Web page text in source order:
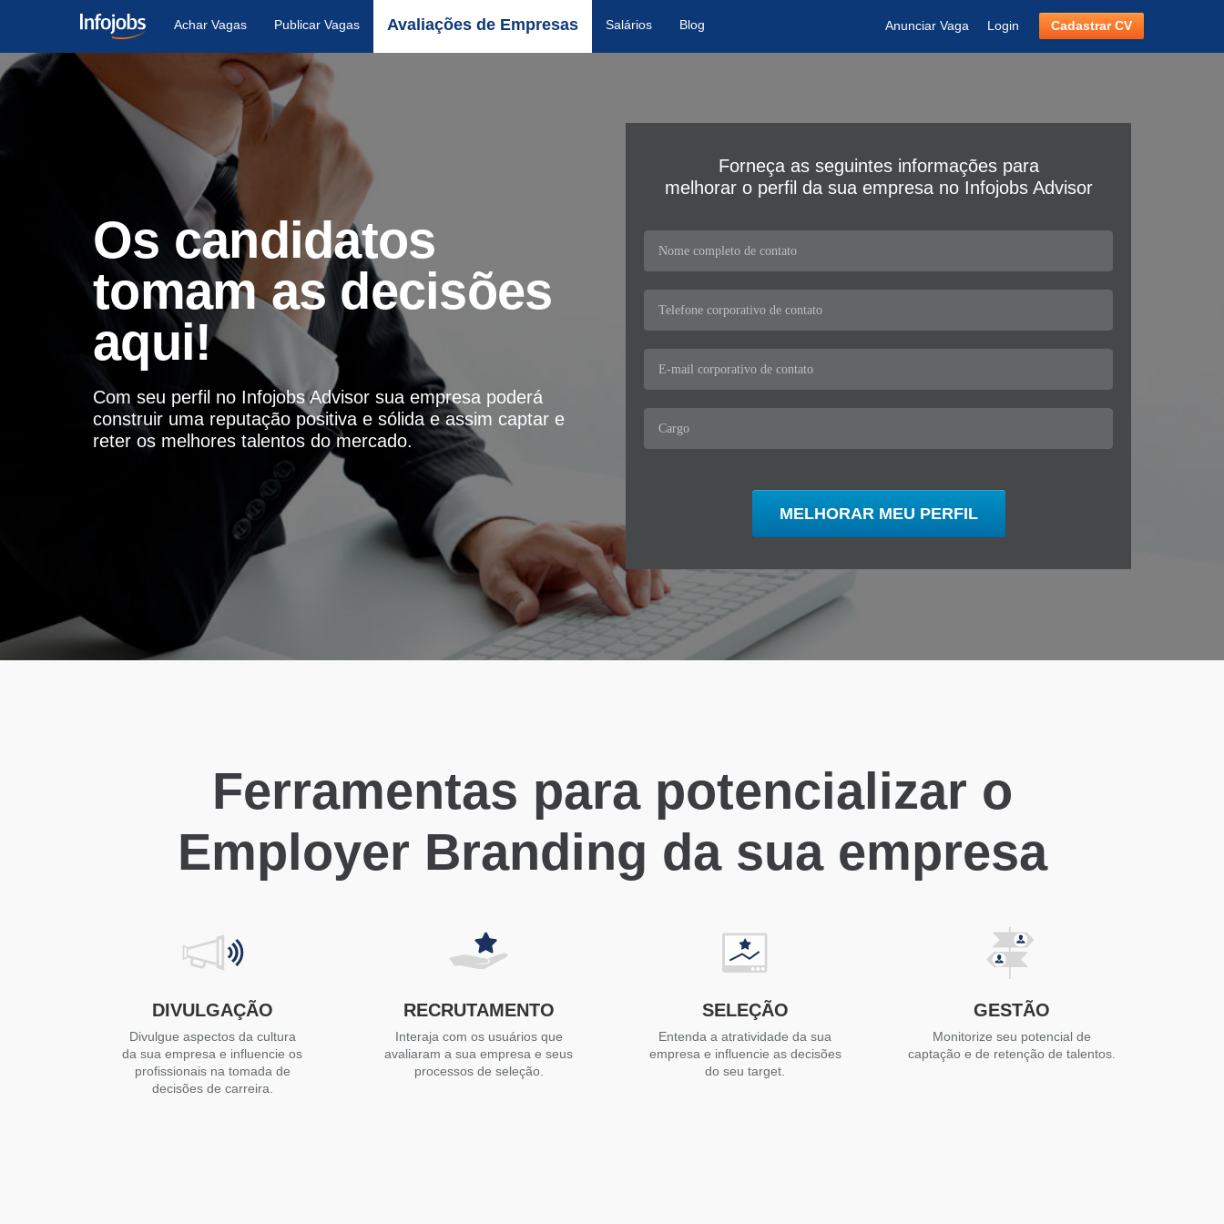
Achar Vagas Publicar Vagas Avaliações de Empresas Salários Blog Anunciar Vaga Login Cadastrar CV
Os candidatos
tomam as decisões
aqui!
Com seu perfil no Infojobs Advisor sua empresa poderá
construir uma reputação positiva e sólida e assim captar e
reter os melhores talentos do mercado.
Forneça as seguintes informações para
melhorar o perfil da sua empresa no Infojobs Advisor
Ferramentas para potencializar o
Employer Branding da sua empresa
DIVULGAÇÃO
Divulgue aspectos da cultura
da sua empresa e influencie os
profissionais na tomada de
decisões de carreira.
RECRUTAMENTO
Interaja com os usuários que
avaliaram a sua empresa e seus
processos de seleção.
SELEÇÃO
Entenda a atratividade da sua
empresa e influencie as decisões
do seu target.
GESTÃO
Monitorize seu potencial de
captação e de retenção de talentos.